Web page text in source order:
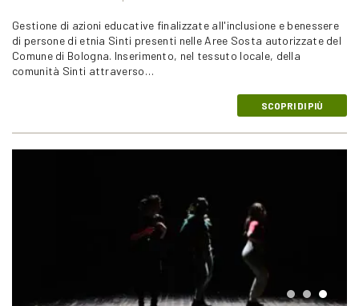
Gestione di azioni educative finalizzate all'inclusione e benessere
di persone di etnia Sinti presenti nelle Aree Sosta autorizzate del
Comune di Bologna. Inserimento, nel tessuto locale, della
comunità Sinti attraverso…
SCOPRI DI PIÙ